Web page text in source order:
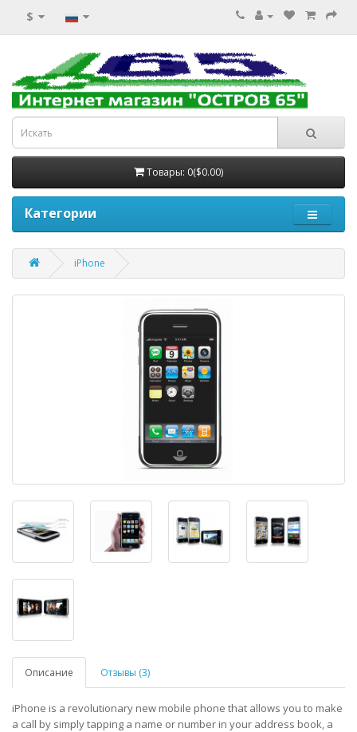
$
Товары: 0($0.00)
Категории
iPhone
Описание Отзывы (3)
iPhone is a revolutionary new mobile phone that allows you to make
a call by simply tapping a name or number in your address book, a